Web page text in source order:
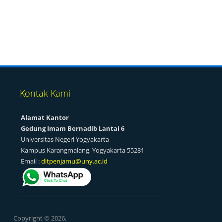
Kontak Kami
Alamat Kantor
Gedung Imam Bernadib Lantai 6
Universitas Negeri Yogyakarta
Kampus Karangmalang, Yogyakarta 55281
Email :ditpenjamu@uny.ac.id
Copyright © 2026,